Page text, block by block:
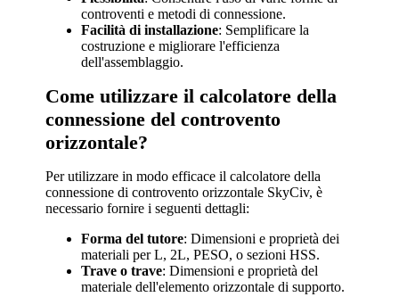
controventi e metodi di connessione.
Facilità di installazione: Semplificare la
costruzione e migliorare l'efficienza
dell'assemblaggio.
Come utilizzare il calcolatore della
connessione del controvento
orizzontale?
Per utilizzare in modo efficace il calcolatore della
connessione di controvento orizzontale SkyCiv, è
necessario fornire i seguenti dettagli:
Forma del tutore: Dimensioni e proprietà dei
materiali per L, 2L, PESO, o sezioni HSS.
Trave o trave: Dimensioni e proprietà del
materiale dell'elemento orizzontale di supporto.